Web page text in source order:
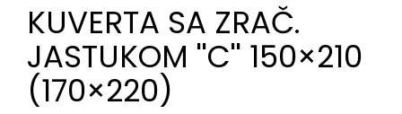
KUVERTA SA ZRAČ.
JASTUKOM ''C'' 150×210
(170×220)